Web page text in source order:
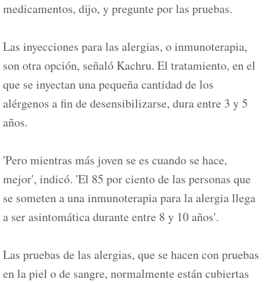
medicamentos, dijo, y pregunte por las pruebas.
Las inyecciones para las alergias, o inmunoterapia,
son otra opción, señaló Kachru. El tratamiento, en el
que se inyectan una pequeña cantidad de los
alérgenos a fin de desensibilizarse, dura entre 3 y 5
años.
'Pero mientras más joven se es cuando se hace,
mejor', indicó. 'El 85 por ciento de las personas que
se someten a una inmunoterapia para la alergia llega
a ser asintomática durante entre 8 y 10 años'.
Las pruebas de las alergias, que se hacen con pruebas
en la piel o de sangre, normalmente están cubiertas